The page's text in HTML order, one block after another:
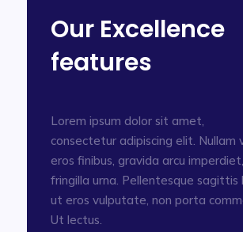
Our Excellence
features
Lorem ipsum dolor sit amet,
consectetur adipiscing elit. Nullam
eros finibus, gravida arcu imperdiet,
fringilla urna. Pellentesque sagittis
ut eros vulputate, non porta
Ut lectus.